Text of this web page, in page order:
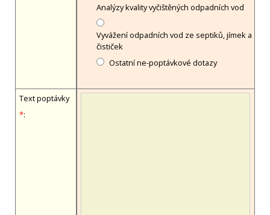
Analýzy kvality vyčištěných odpadních vod
Vyvážení odpadních vod ze septiků, jímek a
čističek
Ostatní ne-poptávkové dotazy
Text poptávky
*: